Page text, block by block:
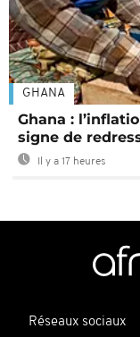
GHANA
Ghana :
signe de
Il y a 17 heures
Réseaux sociaux